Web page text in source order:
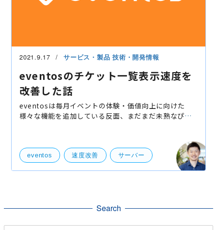
2021.9.17 サービス・製品技術・開発情報
eventosのチケット一覧表示速度を
改善した話
eventosは毎月イベントの体験・価値向上に向けた
様々な機能を追加している反面、まだまだ未熟なぴよ
チケット機
eventos 速度改善 サーバー
Search